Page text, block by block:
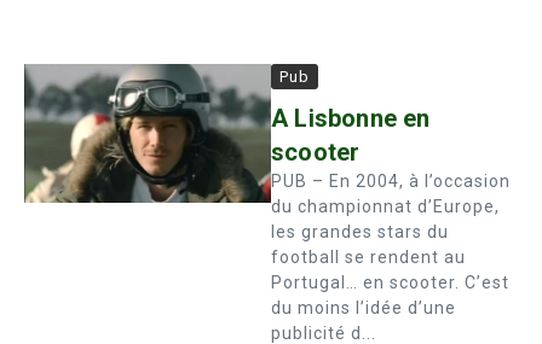
Pub
A Lisbonne en
scooter
PUB – En 2004, à l’occasion
du championnat d’Europe,
les grandes stars du
football se rendent au
Portugal… en scooter. C’est
du moins l’idée d’une
publicité d...